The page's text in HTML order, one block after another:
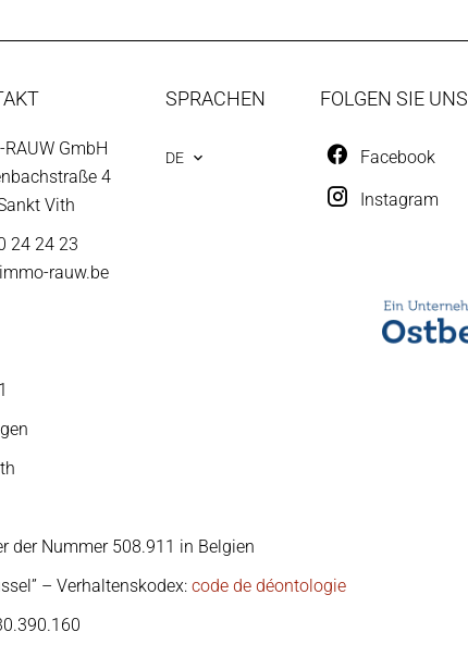
RAUW GmbH
4
Vith
24 24 23
rauw.be
SPRACHEN
DE
FOLGEN SIE
Facebook
Instagram
der Nummer 508.911 in Belgien
– Verhaltenskodex: code de déontologie